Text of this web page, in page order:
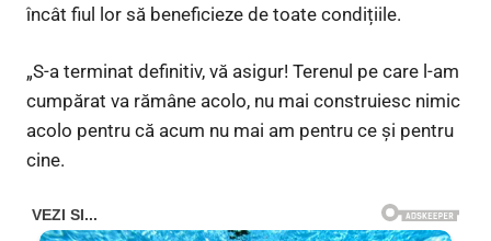
încât fiul lor să beneficieze de toate condițiile.
„S-a terminat definitiv, vă asigur! Terenul pe care l-am
cumpărat va rămâne acolo, nu mai construiesc nimic
acolo pentru că acum nu mai am pentru ce și pentru
cine.